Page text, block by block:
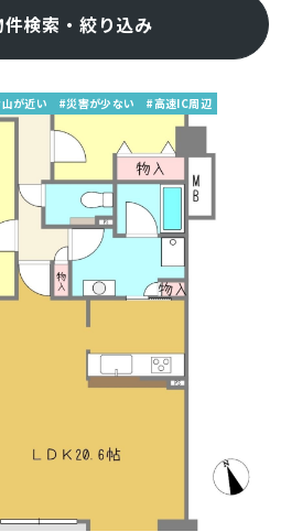
件検索・絞り込み
が近い #災害が少ない #高速IC周辺